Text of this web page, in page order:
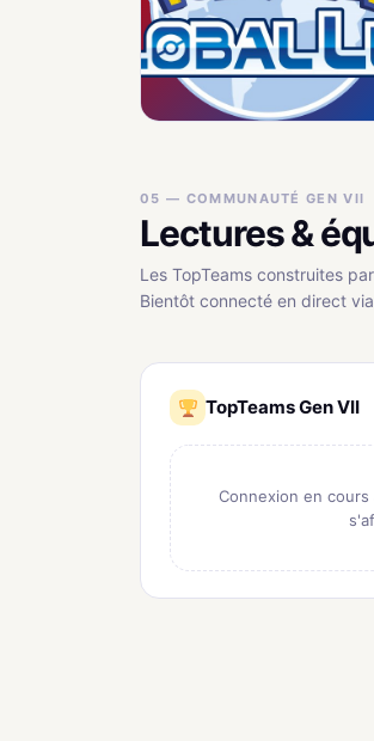
05 — COMMUNAUTÉ GEN VII
Lectures &
Les TopTeams construites
Bientôt connecté en direct
TopTeams Gen VII
Connexion en